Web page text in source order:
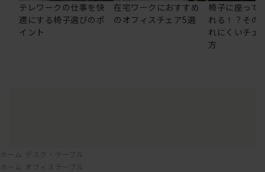
テレワークの仕事を快
適にする椅子選びのポ
イント
在宅ワークにおすすめ
のオフィスチェア5選
椅子に座って
れる！？その
れにくいチェ
方
ホーム デスク・テーブル
ホーム
オフィステーブル